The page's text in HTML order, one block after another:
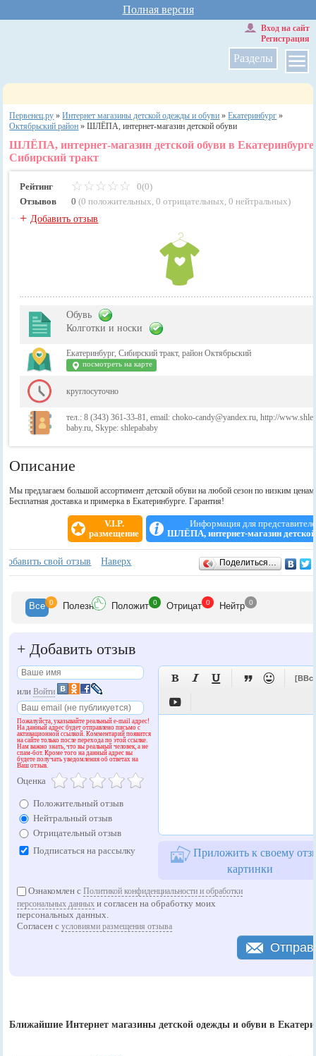
Полная версия
Разделы
Вход на сайт
Регистрация
Первенец.ру »Интернет магазины детской одежды и обуви »Екатеринбург »
Октябрьский район »ШЛЁПА, интернет-магазин детской обуви
ШЛЁПА, интернет-магазин детской обуви в Екатеринбурге
Сибирский тракт
Рейтинг
0(0)
Отзывов
0 (0 положительных,0 отрицательных,0 нейтральных)
+Добавить отзыв
Обувь
Колготки и носки
Екатеринбург, Сибирский тракт, район Октябрьский
посмотреть на карте
круглосуточно
тел.: 8 (343) 361-33-81, email: choko-candy@yandex.ru, http://
baby.ru, Skype: shlepababy
Описание
Мы предлагаем большой ассортимент детской обуви на любой сезон по низким
Бесплатная доставка и примерка в Екатеринбурге. Гарантия!
V.I.P.
размещение
Информация для
ШЛЁПА, интернет-магазин
Отзывы
Добавить свой отзыв Наверх Поделиться…
Все 0 Полезн Положит 0 Отрицат 0 Нейтр 0
+ Добавить отзыв
илиВойти
Пожалуйста, указывайте реальный e-mail адрес!
На данный адрес будет отправлено письмо с
активационной ссылкой. Комментарий появится
на сайте только после перехода по этой ссылке.
Нам важно знать, что вы реальный человек, а не
спам-бот. Кроме того на данный адрес вы
будете получать уведомления об ответах на
Ваш отзыв.
Оценка
Положительный отзыв
Нейтральный отзыв
Отрицательный отзыв
Подписаться на рассылку
   


Приложить к своему
картинки
Ознакомлен сПолитикой конфиденциальности и обработки
персональных данных и согласен на обработку моих
персональных данных.
Согласен сусловиями размещения отзыва
Ближайшие Интернет магазины детской одежды и обуви в